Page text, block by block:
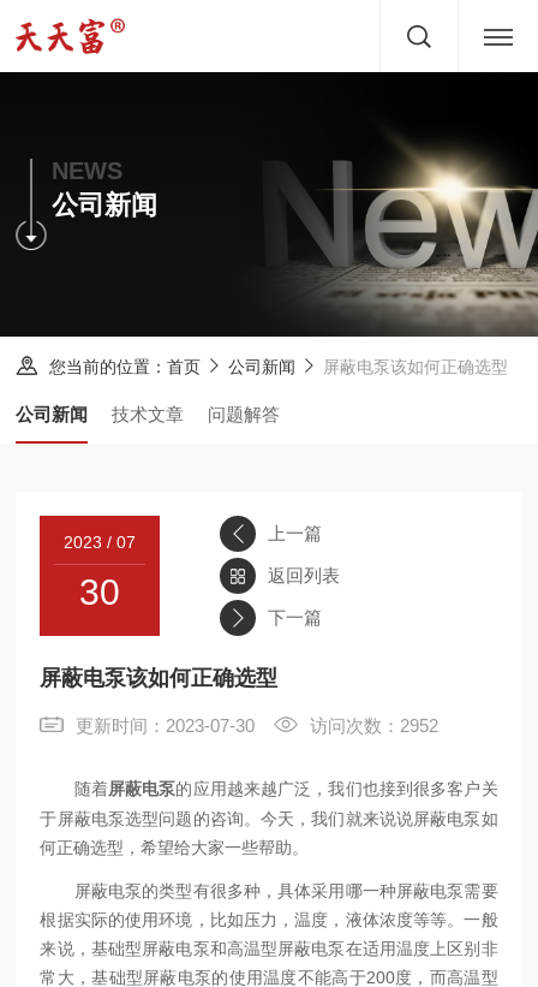
新闻
案例
联系
NEWS
公司新闻
您当前的位置：首页 公司新闻 屏蔽电泵该如何正确选型
公司新闻 技术文章 问题解答
2023 / 07
30
上一篇
返回列表
下一篇
屏蔽电泵该如何正确选型
更新时间：2023-07-30 访问次数：2952
随着屏蔽电泵的应用越来越广泛，我们也接到很多客户关
于屏蔽电泵选型问题的咨询。今天，我们就来说说屏蔽电泵如
何正确选型，希望给大家一些帮助。
屏蔽电泵的类型有很多种，具体采用哪一种屏蔽电泵需要
根据实际的使用环境，比如压力，温度，液体浓度等等。一般
来说，基础型屏蔽电泵和高温型屏蔽电泵在适用温度上区别非
常大，基础型屏蔽电泵的使用温度不能高于200度，而高温型